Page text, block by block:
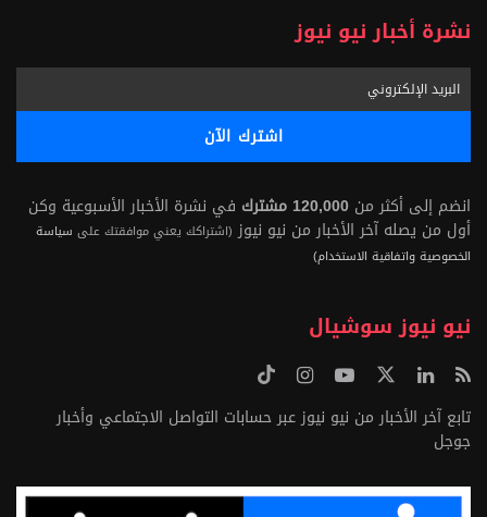
نشرة أخبار نيو نيوز
انضم إلى أكثر من 120,000 مشترك
في نشرة الأخبار الأسبوعية وكن
أول من يصله آخر الأخبار من نيو نيوز (اشتراكك يعني موافقتك على سياسة
الخصوصية واتفاقية الاستخدام)
نيو نيوز سوشيال
تابع آخر الأخبار من نيو نيوز عبر حسابات التواصل الاجتماعي وأخبار
جوجل